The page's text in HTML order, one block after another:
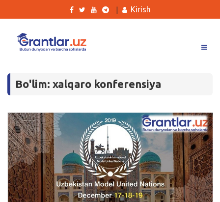
Tanlovlar
Kurslar
Blog
Yana
Kirish
Bo'lim: xalqaro konferensiya